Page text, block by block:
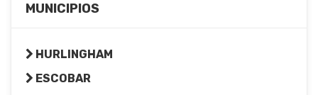
MUNICIPIOS
HURLINGHAM
ESCOBAR